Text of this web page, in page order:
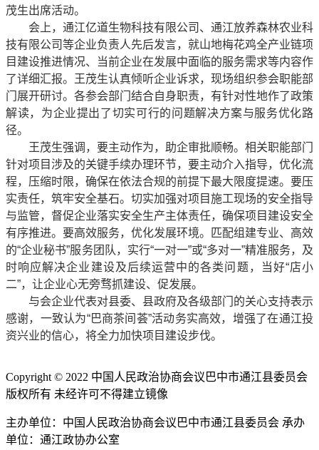
茂生出席活动。
会上，通江亿道生物科技有限公司、通江放养森林农业科
技有限公司等企业负责人先后发言，就山地梅花鸡全产业链项
目建设推进情况、当前企业在发展中面临的服务需求等内容作
了详细汇报。王茂生认真倾听企业诉求，现场组织参会职能部
门展开研讨。各参会部门结合自身职责，有针对性地作了政策
解读，为企业提出了切实可行的问题解决方案与服务优化路
径。
王茂生强调，要主动作为，助企审批顺畅。相关职能部门
针对项目涉及的关键手续办理环节，要主动介入指导，优化流
程，压缩时限，确保在依法合规的前提下最大限度提速。要压
实责任，筑牢安全基石。切实加强对项目施工现场的安全指导
与监管，督促企业落实安全生产主体责任，确保项目建设安全
有序推进。要高效服务，优化发展环境。匹配组建专业、高效
的“企业秘书”服务团队，实行“一对一”或“多对一”精准服务，及
时响应解决企业建设及后续运营中的各类问题，当好“店小
二”，让企业心无旁骛抓建设、促发展。
与会企业代表对县委、县政府及各级部门的关心支持表示
感谢，一致认为“巴商茶间荟”活动务实高效，增强了在通江投
资兴业的信心，将全力加快项目建设步伐。
Copyright © 2022 中国人民政治协商会议巴中市通江县委员会
版权所有 未经许可不得建立镜像
主办单位：中国人民政治协商会议巴中市通江县委员会 承办
单位：通江政协办公室